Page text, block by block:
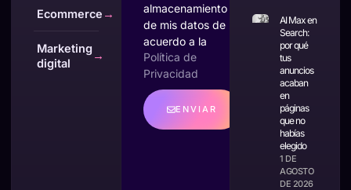
Ecommerce →
Marketing
digital
→
almacenamiento
de mis datos de
acuerdo a la
Política de
Privacidad
ENVIAR
AI Max en
Search:
por qué
tus
anuncios
acaban
en
páginas
que no
habías
elegido
1 DE
AGOSTO
DE 2026